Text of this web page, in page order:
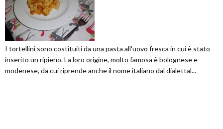
I tortellini sono costituiti da una pasta all'uovo fresca in cui è stato
inserito un ripieno. La loro origine, molto famosa è bolognese e
modenese, da cui riprende anche il nome italiano dal dialettal...